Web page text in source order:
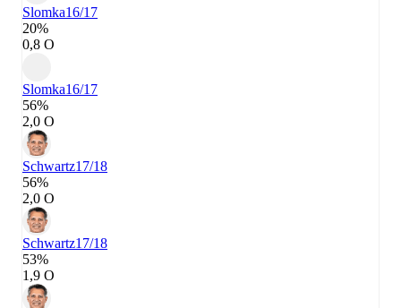
Slomka16/17
20%
0,8 О
Slomka16/17
56%
2,0 О
Schwartz17/18
56%
2,0 О
Schwartz17/18
53%
1,9 О